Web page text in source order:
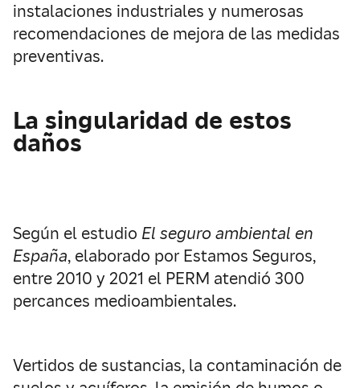
instalaciones industriales y numerosas
recomendaciones de mejora de las medidas
preventivas.
La singularidad de estos
daños
Según el estudio El seguro ambiental en
España, elaborado por Estamos Seguros,
entre 2010 y 2021 el PERM atendió 300
percances medioambientales.
Vertidos de sustancias, la contaminación de